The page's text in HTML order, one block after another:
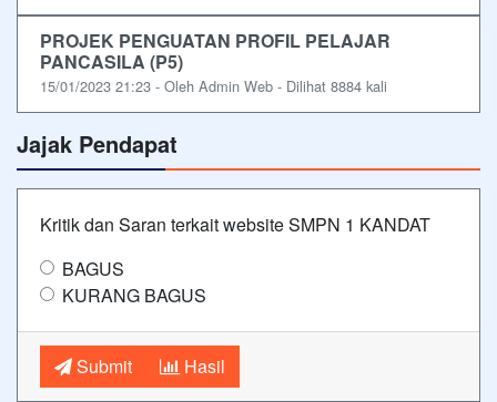
PROJEK PENGUATAN PROFIL PELAJAR
PANCASILA (P5)
15/01/2023 21:23 - Oleh Admin Web - Dilihat 8884 kali
Jajak Pendapat
Kritik dan Saran terkait website SMPN 1 KANDAT
BAGUS
KURANG BAGUS
Submit Hasil